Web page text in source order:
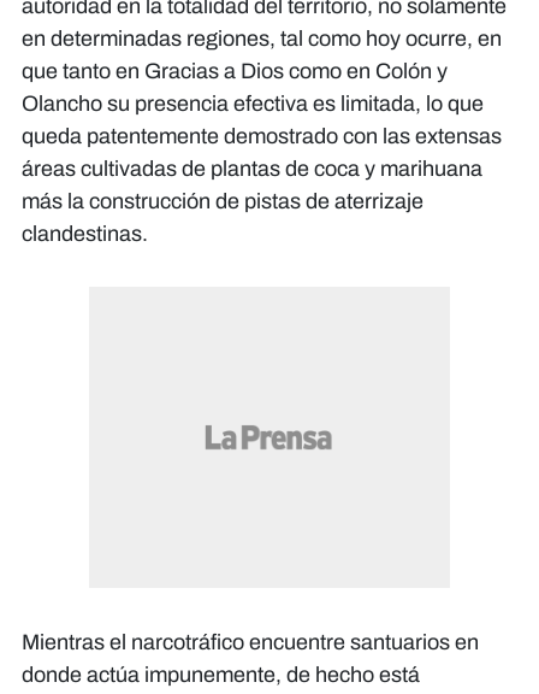
autoridad en la totalidad del territorio, no solamente
en determinadas regiones, tal como hoy ocurre, en
que tanto en Gracias a Dios como en Colón y
Olancho su presencia efectiva es limitada, lo que
queda patentemente demostrado con las extensas
áreas cultivadas de plantas de coca y marihuana
más la construcción de pistas de aterrizaje
clandestinas.
Mientras el narcotráfico encuentre santuarios en
donde actúa impunemente, de hecho está